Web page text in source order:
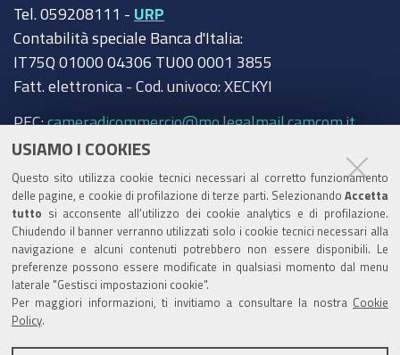
USIAMO I COOKIES
Questo sito utilizza cookie tecnici necessari al corretto funzionamento
delle pagine, e cookie di profilazione di terze parti. Selezionando Accetta
tutto si acconsente all’utilizzo dei cookie analytics e di profilazione.
Chiudendo il banner verranno utilizzati solo i cookie tecnici necessari alla
navigazione e alcuni contenuti potrebbero non essere disponibili. Le
preferenze possono essere modificate in qualsiasi momento dal menu
laterale "Gestisci impostazioni cookie".
Per maggiori informazioni, ti invitiamo a consultare la nostra Cookie
Policy
Tel. 059208111 - URP
Contabilità speciale Banca d'Italia:
IT75Q 01000 04306 TU00 0001 3855
Fatt. elettronica - Cod. univoco: XECKYI
PEC:cameradicommercio@mo.legalmail.camcom.it
Trasparenza
Amministrazione trasparente
Albo Camerale
Pubblicità Legale
Area riservata Amministratori